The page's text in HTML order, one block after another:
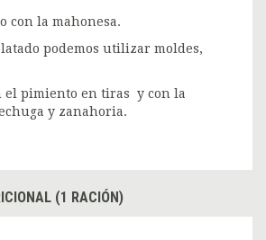
con la mahonesa.
podemos utilizar moldes,
el pimiento en tiras y con la
y zanahoria.
(1 RACIÓN)